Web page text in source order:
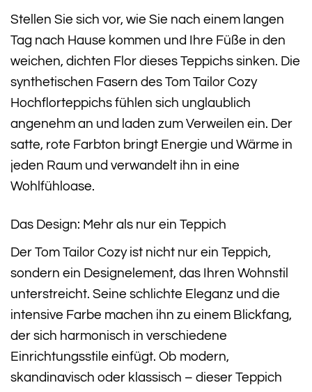
Stellen Sie sich vor, wie Sie nach einem langen
Tag nach Hause kommen und Ihre Füße in den
weichen, dichten Flor dieses Teppichs sinken. Die
synthetischen Fasern des Tom Tailor Cozy
Hochflorteppichs fühlen sich unglaublich
angenehm an und laden zum Verweilen ein. Der
satte, rote Farbton bringt Energie und Wärme in
jeden Raum und verwandelt ihn in eine
Wohlfühloase.
Das Design: Mehr als nur ein Teppich
Der Tom Tailor Cozy ist nicht nur ein Teppich,
sondern ein Designelement, das Ihren Wohnstil
unterstreicht. Seine schlichte Eleganz und die
intensive Farbe machen ihn zu einem Blickfang,
der sich harmonisch in verschiedene
Einrichtungsstile einfügt. Ob modern,
skandinavisch oder klassisch – dieser Teppich